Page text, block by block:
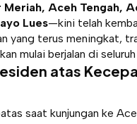
Meriah, Aceh Tengah,
Lues—kini telah
yang terus meningkat,
mulai berjalan di seluruh
atas
saat kunjungan ke